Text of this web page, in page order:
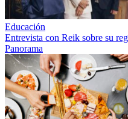
Educación
Entrevista con Reik sobre su
Panorama